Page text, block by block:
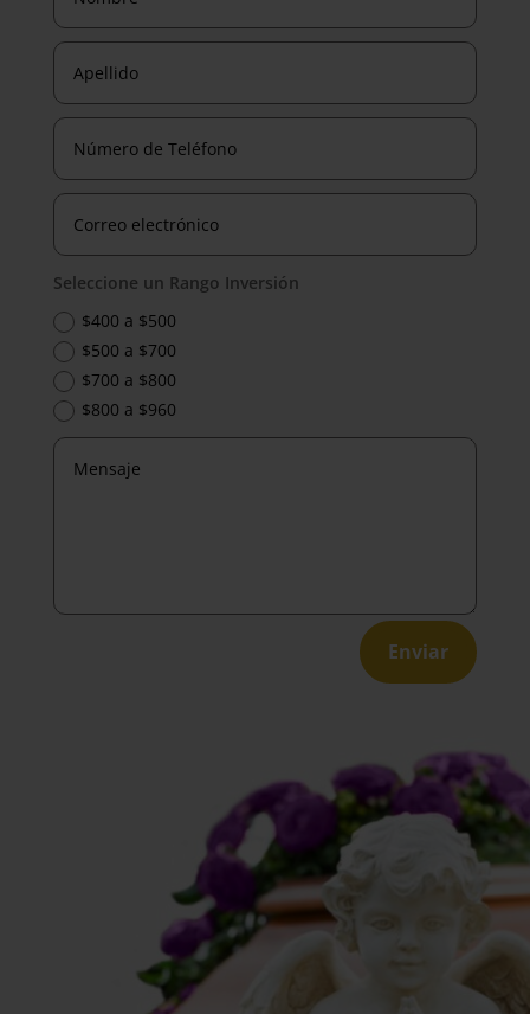
Seleccione un Rango Inversión
$400 a $500
$500 a $700
$700 a $800
$800 a $960
Enviar